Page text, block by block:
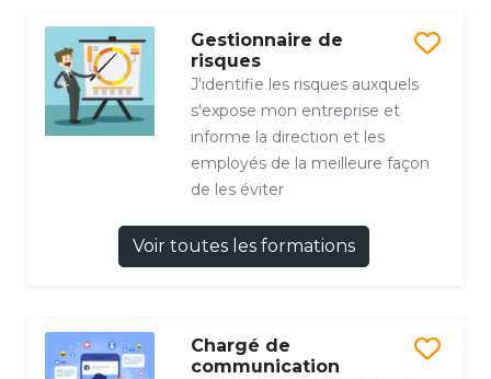
Gestionnaire de
risques
J'identifie les risques auxquels
s'expose mon entreprise et
informe la direction et les
employés de la meilleure façon
de les éviter
Voir toutes les formations
Chargé de
communication